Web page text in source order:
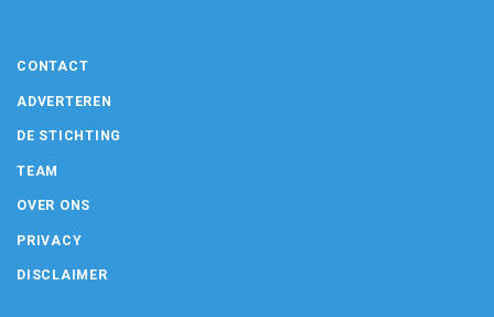
CONTACT
ADVERTEREN
DE STICHTING
TEAM
OVER ONS
PRIVACY
DISCLAIMER